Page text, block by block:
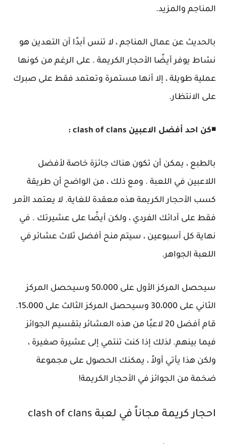
المناجم والمزيد.
بالحديث عن عمال المناجم ، لا تنس أبدًا أن التعدين هو
نشاط يوفر أيضًا الأحجار الكريمة . على الرغم من كونها
عملية طويلة ، إلا أنها مستمرة وتعتمد فقط على صبرك
على الانتظار.
◾كن احد أفضل الاعبين clash of clans :
بالطبع ، يمكن أن تكون هناك جائزة خاصة لأفضل
اللاعبين في اللعبة . ومع ذلك ، من الواضح أن طريقة
كسب الأحجار الكريمة هذه معقدة للغاية. لا يعتمد الأمر
فقط على أدائك الفردي ، ولكن أيضًا على عشيرتك . في
نهاية كل أسبوعين ، سيتم منح أفضل ثلاث عشائر في
اللعبة الجواهر.
سيحصل المركز الأول على 50،000 وسيحصل المركز
الثاني على 30،000 وسيحصل المركز الثالث على 15،000.
قام أفضل 20 لاعبًا من هذه العشائر بتقسيم الجوائز
فيما بينهم. لذلك إذا كنت تنتمي إلى عشيرة صغيرة ،
ولكن هذا يأتي أولاً ، يمكنك الحصول على مجموعة
ضخمة من الجوائز في الأحجار الكريمة!
احجار كريمة مجاناً في لعبة clash of clans